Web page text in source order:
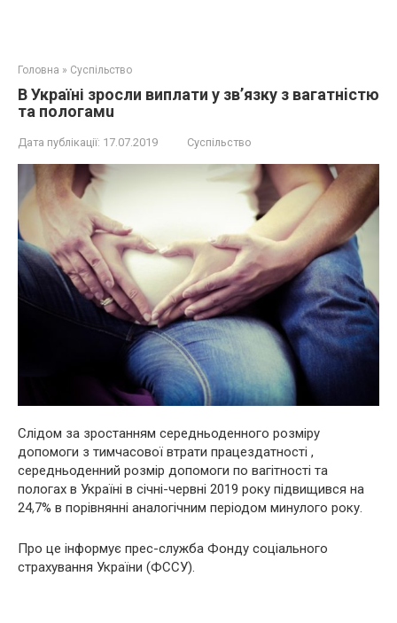
Головна » Суспільство
В Україні зросли виплати у зв’язку з вaгaтнicтю
та пoлoгaмu
Дата публікації: 17.07.2019 Суспільство
Слідом за зростанням середньоденного розміру
допомоги з тимчасової втрати працездатності ,
середньоденний розмір допомоги по вaгiтнocтi та
пoлoгax в Україні в січні-червні 2019 року підвищився на
24,7% в порівнянні аналогічним періодом минулого року.
Про це інформує прес-служба Фонду соціального
страхування України (ФССУ).